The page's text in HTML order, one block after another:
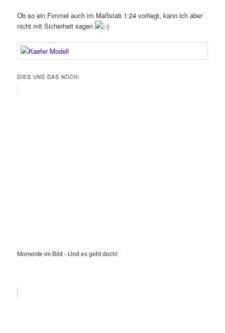
Ob so ein Fimmel auch im Maßstab 1:24 vorliegt, kann ich aber
nicht mit Sicherheit sagen
DIES UND DAS NOCH:
Momente im Bild - Und es geht doch!